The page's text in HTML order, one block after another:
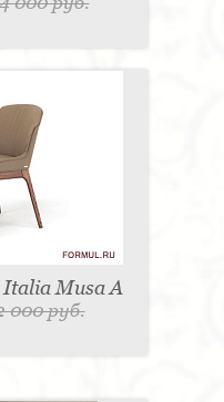
Musa A
000 руб.